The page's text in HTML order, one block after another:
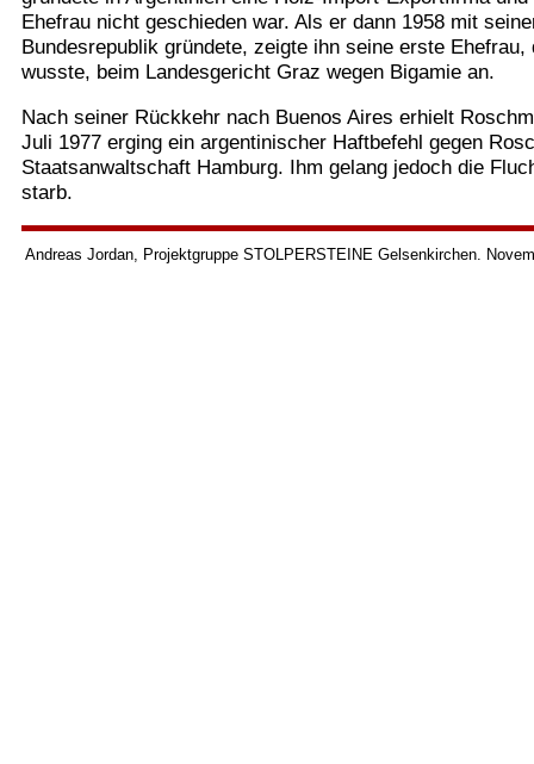
Ehefrau nicht geschieden war. Als er dann 1958 mit
Bundesrepublik gründete, zeigte ihn seine erste
wusste, beim Landesgericht Graz wegen Bigamie an.
Nach seiner Rückkehr nach Buenos Aires erhielt
Juli 1977 erging ein argentinischer Haftbefehl gegen
Staatsanwaltschaft Hamburg. Ihm gelang jedoch die
starb.
Andreas Jordan, Projektgruppe STOLPERSTEINE Gelsenkirchen.